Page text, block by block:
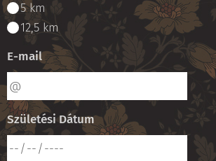
5 km
12,5 km
E-mail
Születési Dátum